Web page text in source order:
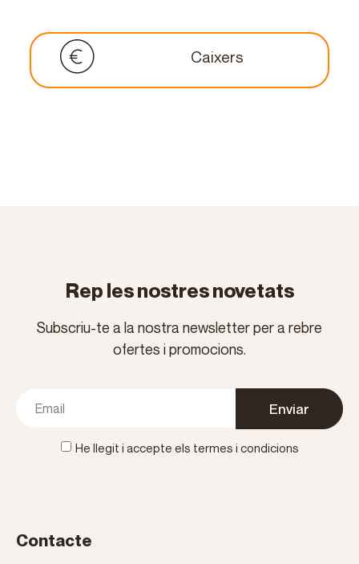
Caixers
Rep les nostres novetats
Subscriu-te a la nostra newsletter per a rebre
ofertes i promocions.
He llegit i accepte els termes i condicions
Enviar
Contacte